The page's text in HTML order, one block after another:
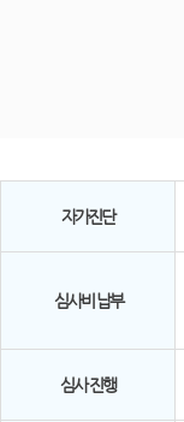
자가진단
심사비 납부
심사 진행